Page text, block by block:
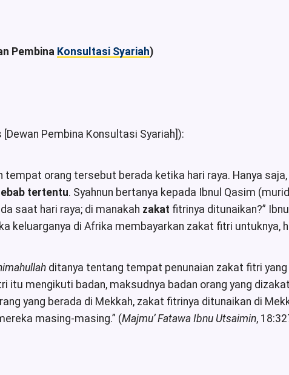
Pembina Konsultasi Syariah)
Pembina Konsultasi Syariah]):
tempat orang tersebut berada ketika hari raya. Hanya
tertentu. Syahnun bertanya kepada Ibnul Qasim
saat hari raya; di manakah zakat fitrinya ditunaikan?”
keluarganya di Afrika membayarkan zakat fitri untuknya,
ditanya tentang tempat penunaian zakat fitri
itu mengikuti badan, maksudnya badan orang yang
yang berada di Mekkah, zakat fitrinya ditunaikan di
masing-masing.” (Majmu’ Fatawa Ibnu Utsaimin,